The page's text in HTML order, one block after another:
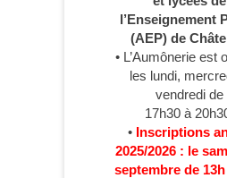
l’Enseignement
(AEP) de
• L’Aumônerie est
les lundi,
vendredi de
17h30 à
• Inscriptions
2025/2026 : le
septembre de 13h